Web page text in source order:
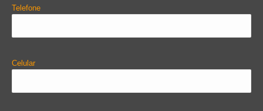
Telefone
Celular